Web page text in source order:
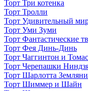
Торт Три котенка
Торт Тролли
Торт Удивительный
Торт Уми Зуми
Торт Фантастические
Торт Фея Динь-Динь
Торт Чаггинтон и Томас
Торт Черепашки
Торт Шарлотта
Торт Шиммер и Шайн